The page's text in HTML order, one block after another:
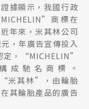
據顯示，我國行政
商標在
年來，米其林公司
，年廣告宣傳投入
定，“MICHELIN”
成馳名商標。
米其林”，由輪胎
其輪胎產品的廣告